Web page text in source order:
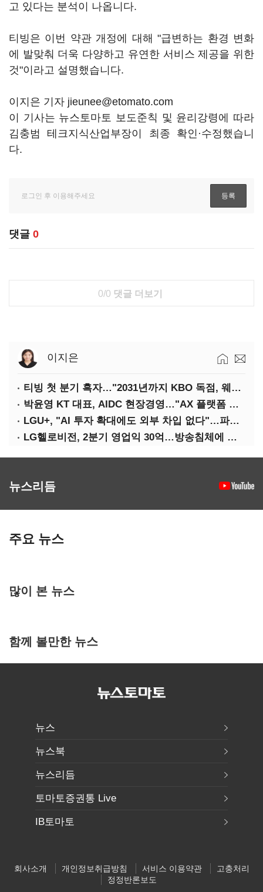
고 있다는 분석이 나옵니다.
티빙은 이번 약관 개정에 대해 "급변하는 환경 변화
에 발맞춰 더욱 다양하고 유연한 서비스 제공을 위한
것"이라고 설명했습니다.
이지은 기자 jieunee@etomato.com
이 기사는 뉴스토마토 보도준칙 및 윤리강령에 따라
김충범 테크지식산업부장이 최종 확인·수정했습니
다.
댓글 0
0/0 댓글 더보기
이지은
티빙 첫 분기 흑자…"2031년까지 KBO 독점, 웨이브 합병도 속도"
박윤영 KT 대표, AIDC 현장경영…"AX 플랫폼 핵심 인프라로 키운다"
LGU+, "AI 투자 확대에도 외부 차입 없다"…파주 AIDC 수익성 자신
LG헬로비전, 2분기 영업익 30억…방송침체에 교육용 단말 시장도 축소
뉴스리듬
주요 뉴스
많이 본 뉴스
함께 볼만한 뉴스
뉴스
뉴스북
뉴스리듬
토마토증권통 Live
IB토마토
회사소개 개인정보취급방침 서비스 이용약관
고충처리
정정반론보도